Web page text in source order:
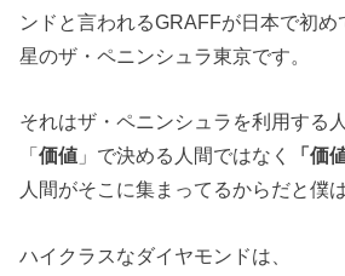
ンドと言われるGRAFFが日本で初め
星のザ・ペニンシュラ東京です。
それはザ・ペニンシュラを利用する人
「価値 」で決める人間ではなく 「価
人間がそこに集まってるからだと僕
ハイクラスなダイヤモンドは、